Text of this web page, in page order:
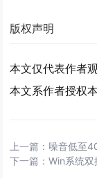
版权声明
本文仅代表作者
本文系作者授权
上一篇： 噪音低至
下一篇：Win系统